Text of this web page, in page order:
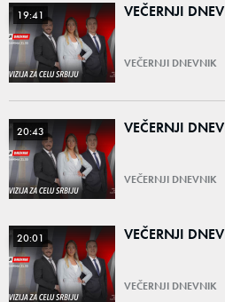
19:41 VEČERNJI
VEČERNJI DNEVNIK
20:43 VEČERNJI
VEČERNJI DNEVNIK
20:01 VEČERNJI
VEČERNJI DNEVNIK